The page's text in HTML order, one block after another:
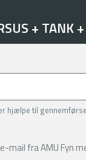
+ TANK
hjælpe til
mail fra AMU